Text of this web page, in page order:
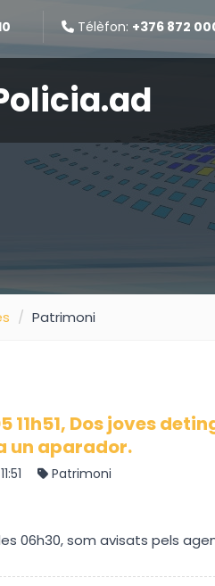
Télèfon: +376 872
Patrimoni
11h51, Dos joves
un aparador.
Patrimoni
06h30, som avisats pels